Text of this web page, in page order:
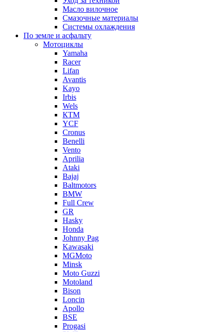
Масло вилочное
Смазочные материалы
Системы охлаждения
По земле и асфальту
Мотоциклы
Yamaha
Racer
Lifan
Avantis
Kayo
Irbis
Wels
КТМ
YCF
Cronus
Benelli
Vento
Aprilia
Ataki
Bajaj
Baltmotors
BMW
Full Crew
GR
Hasky
Honda
Johnny Pag
Kawasaki
MGMoto
Minsk
Moto Guzzi
Motoland
Bison
Loncin
Apollo
BSE
Progasi